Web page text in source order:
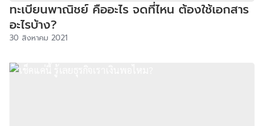
ทะเบียนพาณิชย์ คืออะไร จดที่ไหน ต้องใช้เอกสาร
อะไรบ้าง?
30 สิงหาคม 2021